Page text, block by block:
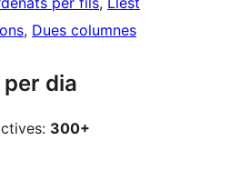
, Dues columnes
dia
300+